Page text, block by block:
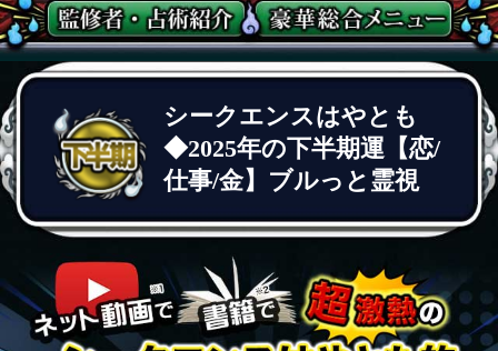
シークエンスはやとも
◆2025年の下半期運【恋/
仕事/金】ブルっと霊視